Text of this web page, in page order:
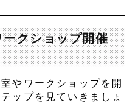
クショップ開催
やワークショップを開
ップを見ていきましょ